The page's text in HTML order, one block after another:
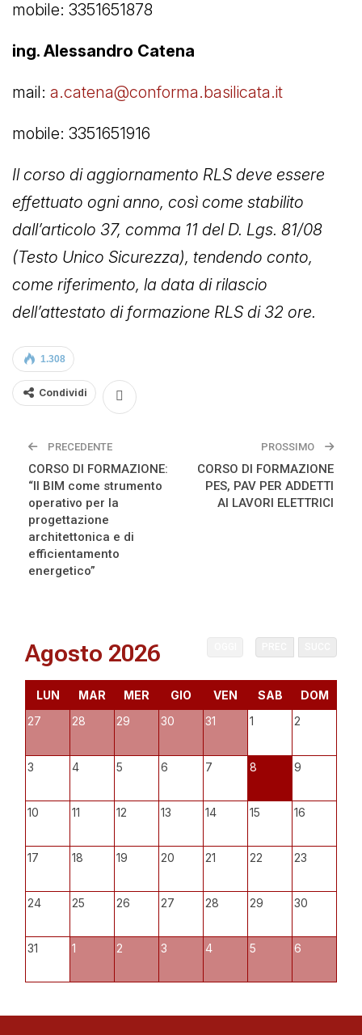
mobile: 3351651878
ing. Alessandro Catena
mail: a.catena@conforma.basilicata.it
mobile: 3351651916
Il corso di aggiornamento RLS deve essere
effettuato ogni anno, così come stabilito
dall’articolo 37, comma 11 del D. Lgs. 81/08
(Testo Unico Sicurezza), tendendo conto,
come riferimento, la data di rilascio
dell’attestato di formazione RLS di 32 ore.
1.308
Condividi
PRECEDENTE
CORSO DI FORMAZIONE:
“Il BIM come strumento
operativo per la
progettazione
architettonica e di
efficientamento
energetico”
PROSSIMO
CORSO DI FORMAZIONE
PES, PAV PER ADDETTI
AI LAVORI ELETTRICI
Agosto 2026
LUN MAR MER GIO VEN SAB
DOM
27
28 29 30 31 1 2
3 4 5 6 7 8 9
10 11 12 13 14 15 16
17 18 19 20 21 22 23
24 25 26 27 28 29 30
31 1 2 3 4 5 6